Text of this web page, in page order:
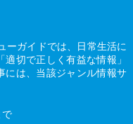
ーガイドでは、日常生活に
切で正しく有益な情報」
には、当該ジャンル情報サ
で